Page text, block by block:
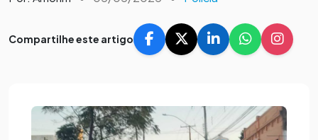
Compartilhe este artigo